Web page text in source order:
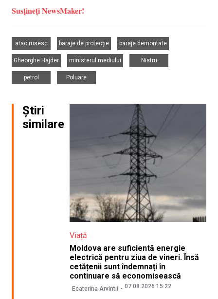
Susțineți NewsMaker!
atac rusesc
baraje de protecție
baraje demontate
Gheorghe Hajder
ministerul mediului
Nistru
petrol
Poluare
Știri
similare
Viață
Moldova are suficientă energie
electrică pentru ziua de vineri. Însă
cetățenii sunt îndemnați în
continuare să economisească
Ecaterina Arvintii 07.08.2026 15:22